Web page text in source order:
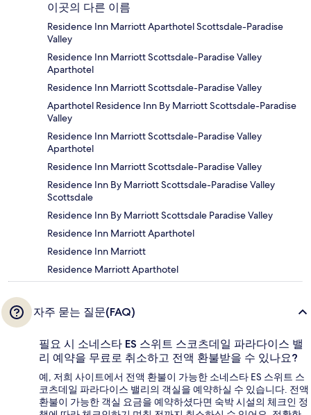
이곳의 다른 이름
Residence Inn Marriott Aparthotel Scottsdale-Paradise
Valley
Residence Inn Marriott Scottsdale-Paradise Valley
Aparthotel
Residence Inn Marriott Scottsdale-Paradise Valley
Aparthotel Residence Inn By Marriott Scottsdale-Paradise
Valley
Residence Inn Marriott Scottsdale-Paradise Valley
Aparthotel
Residence Inn Marriott Scottsdale-Paradise Valley
Residence Inn By Marriott Scottsdale-Paradise Valley
Scottsdale
Residence Inn By Marriott Scottsdale Paradise Valley
Residence Inn Marriott Aparthotel
Residence Inn Marriott
Residence Marriott Aparthotel
자주 묻는 질문(FAQ)
필요 시 소네스타 ES 스위트 스코츠데일 파라다이스 밸
리 예약을 무료로 취소하고 전액 환불받을 수 있나요?
예, 저희 사이트에서 전액 환불이 가능한 소네스타 ES 스위트 스
코츠데일 파라다이스 밸리의 객실을 예약하실 수 있습니다. 전액
환불이 가능한 객실 요금을 예약하셨다면 숙박 시설의 체크인 정